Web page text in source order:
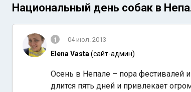
Национальный день собак в
1 04 июл. 2013
Elena Vasta (сайт-админ)
Осень в Непале – пора фестивалей
длится пять дней и привлекает